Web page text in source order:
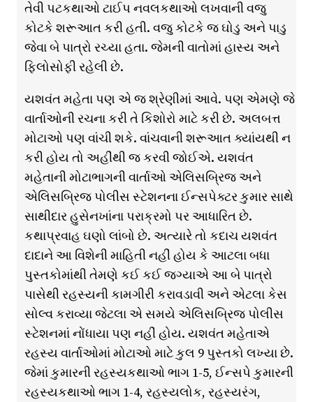
તેવી પટકથાઓ ટાઈપ નવલકથાઓ લખવાની વજુ
કોટકે શરૂઆત કરી હતી. વજુ કોટકે જ ઘોડુ અને પાડુ
જેવા બે પાત્રો રચ્યા હતા. જેમની વાતોમાં હાસ્ય અને
ફિલોસોફી રહેલી છે.
યશવંત મહેતા પણ એ જ શ્રેણીમાં આવે. પણ એમણે જે
વાર્તાઓની રચના કરી તે કિશોરો માટે કરી છે. અલબત્ત
મોટાઓ પણ વાંચી શકે. વાંચવાની શરૂઆત ક્યાંયથી ન
કરી હોય તો અહીંથી જ કરવી જોઈએ. યશવંત
મહેતાની મોટાભાગની વાર્તાઓ એલિસબ્રિજ અને
એલિસબ્રિજ પોલીસ સ્ટેશનના ઈન્સપેક્ટર કુમાર સાથે
સાથીદાર હુસેનખાંના પરાક્રમો પર આધારિત છે.
કથાપ્રવાહ ઘણો લાંબો છે. અત્યારે તો કદાચ યશવંત
દાદાને આ વિશેની માહિતી નહીં હોય કે આટલા બધા
પુસ્તકોમાંથી તેમણે કઈ કઈ જગ્યાએ આ બે પાત્રો
પાસેથી રહસ્યની કામગીરી કરાવડાવી અને એટલા કેસ
સોલ્વ કરાવ્યા જેટલા એ સમયે એલિસબ્રિજ પોલીસ
સ્ટેશનમાં નોંધાયા પણ નહીં હોય. યશવંત મહેતાએ
રહસ્ય વાર્તાઓમાં મોટાઓ માટે કુલ 9 પુસ્તકો લખ્યા છે.
જેમાં કુમારની રહસ્યકથાઓ ભાગ 1-5, ઈન્સપે કુમારની
રહસ્યકથાઓ ભાગ 1-4, રહસ્યલોક, રહસ્યરંગ,